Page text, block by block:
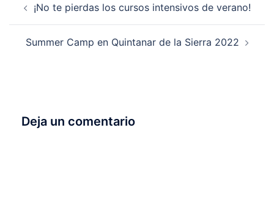
de
entradas
¡No te pierdas los cursos intensivos de verano!
Summer Camp en Quintanar de la Sierra 2022
Deja un comentario